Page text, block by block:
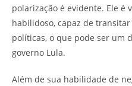
polarização é evidente. Ele é
habilidoso, capaz de
políticas, o que pode ser um
governo Lula.
Além de sua habilidade de